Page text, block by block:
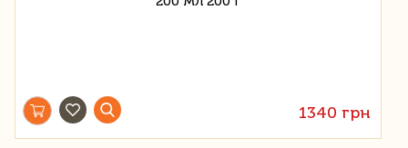
1340 грн